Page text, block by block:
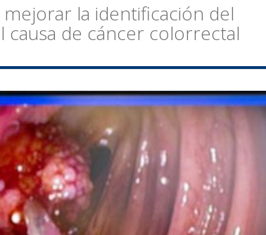
mejorar la identificación del
de cáncer colorrectal